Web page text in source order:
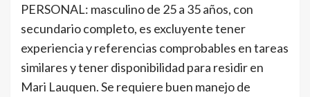
PERSONAL: masculino de 25 a 35 años, con
secundario completo, es excluyente tener
experiencia y referencias comprobables en tareas
similares y tener disponibilidad para residir en
Mari Lauquen. Se requiere buen manejo de